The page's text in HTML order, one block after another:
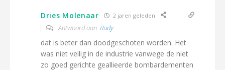
Dries Molenaar 2 jaren geleden
Antwoord aan Rudy
dat is beter dan doodgeschoten worden. Het
was niet veilig in de industrie vanwege de niet
zo goed gerichte geallieerde bombardementen